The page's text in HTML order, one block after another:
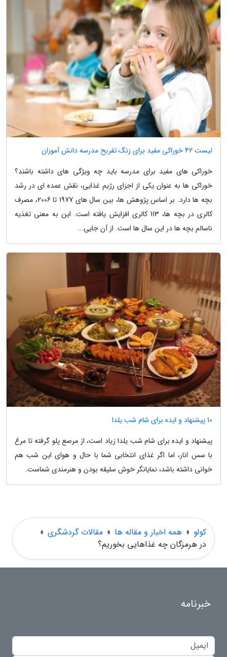
لیست 42 خوراکی مفید برای زنگ تفریح مدرسه دانش آموزان
خوراکی های مفید برای مدرسه باید چه ویژگی های داشته باشند؟
خوراکی ها به عنوان یکی از اجزای رژیم غذایی، نقش عمده ای در رشد
بچه ها دارد. بر اساس پژوهش ها، بین سال های 1977 تا 2006، مصرف
کالری در بچه ها، 113 کالری افزایش یافته است. این به معنی تغذیه
ناسالم بچه ها در این سال ها است. از آن جایی...
10 پیشنهاد و ایده برای شام شب یلدا
پیشنهاد و ایده برای شام شب یلدا زیاد است، از مرصع پلو گرفته تا مرغ
با سس انار، اما اگر غذای انتخابی شما با حال و هوای این شب هم
خوانی داشته باشد، نمایانگر خوش سلیقه بودن و هنرمندی شماست.
کولو » همه اخبار و مقاله ها » مقالات گردشگری »
در هرمزگان چه غذاهایی بخوریم؟
خبرنامه